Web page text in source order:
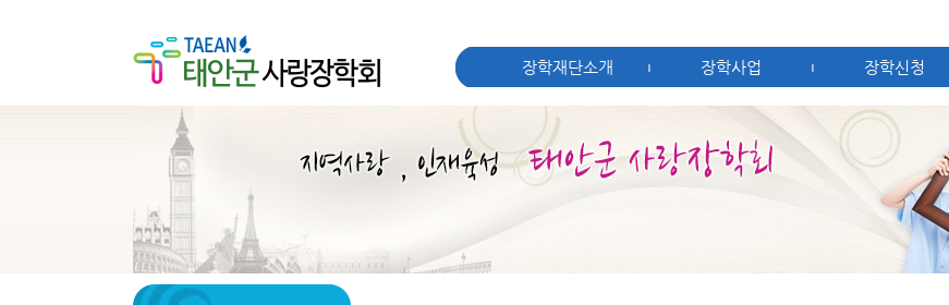
장학재단소개 | 장학사업 | 장학신청